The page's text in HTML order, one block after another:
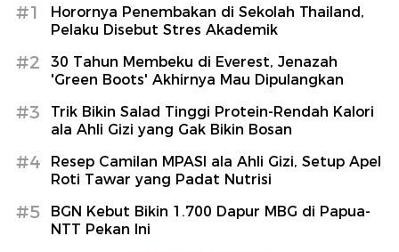
#1
Horornya Penembakan di Sekolah Thailand,
Pelaku Disebut Stres Akademik
#2
30 Tahun Membeku di Everest, Jenazah
'Green Boots' Akhirnya Mau Dipulangkan
#3
Trik Bikin Salad Tinggi Protein-Rendah Kalori
ala Ahli Gizi yang Gak Bikin Bosan
#4
Resep Camilan MPASI ala Ahli Gizi, Setup Apel
Roti Tawar yang Padat Nutrisi
#5
BGN Kebut Bikin 1.700 Dapur MBG di Papua-
NTT Pekan Ini